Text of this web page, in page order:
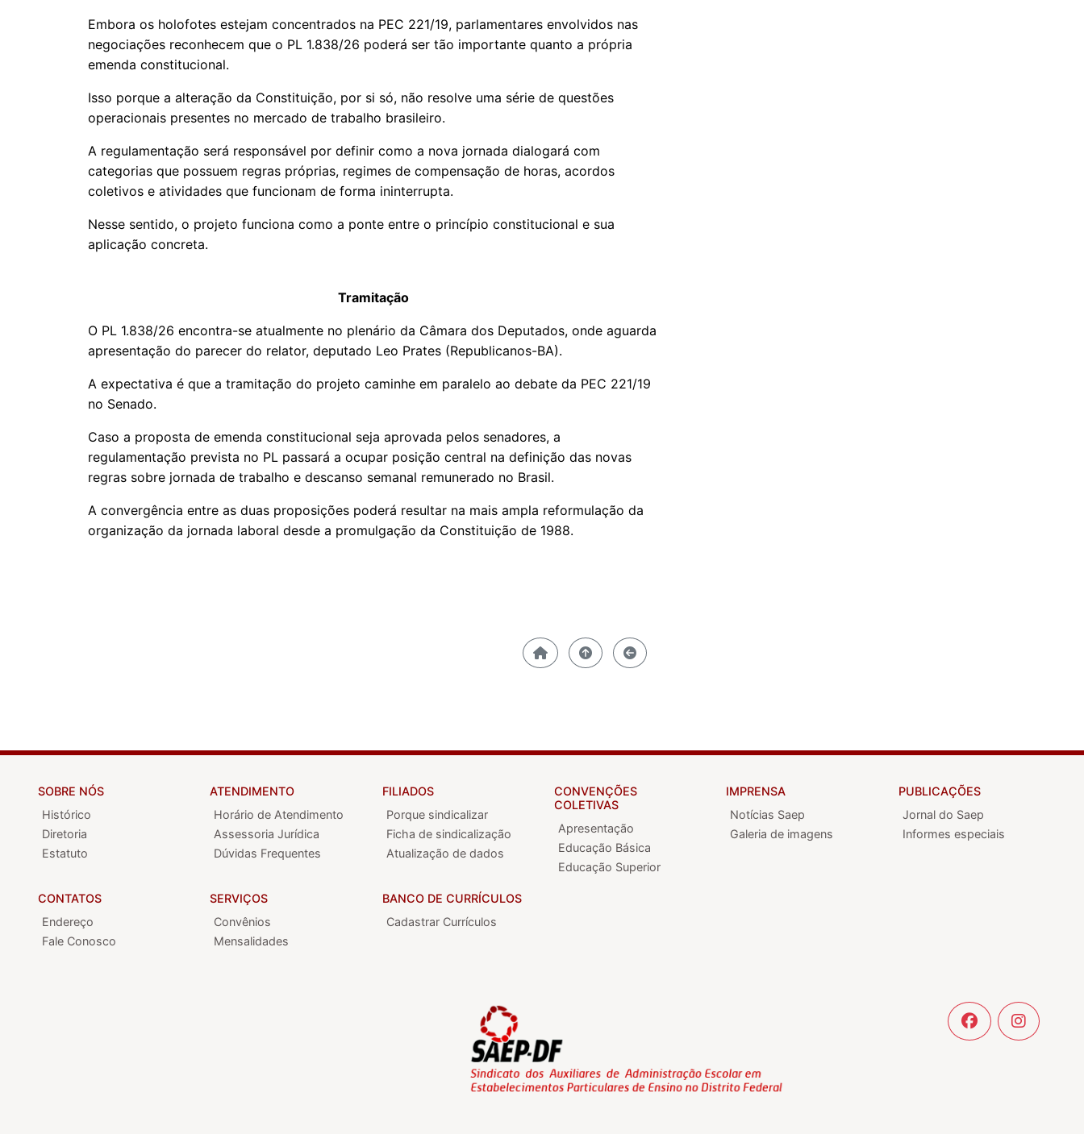
Embora os holofotes estejam concentrados na PEC 221/19, parlamentares envolvidos nas
negociações reconhecem que o PL 1.838/26 poderá ser tão importante quanto a própria
emenda constitucional.
Isso porque a alteração da Constituição, por si só, não resolve uma série de questões
operacionais presentes no mercado de trabalho brasileiro.
A regulamentação será responsável por definir como a nova jornada dialogará com
categorias que possuem regras próprias, regimes de compensação de horas, acordos
coletivos e atividades que funcionam de forma ininterrupta.
Nesse sentido, o projeto funciona como a ponte entre o princípio constitucional e sua
aplicação concreta.
Tramitação
O PL 1.838/26 encontra-se atualmente no plenário da Câmara dos Deputados, onde aguarda
apresentação do parecer do relator, deputado Leo Prates (Republicanos-BA).
A expectativa é que a tramitação do projeto caminhe em paralelo ao debate da PEC 221/19
no Senado.
Caso a proposta de emenda constitucional seja aprovada pelos senadores, a
regulamentação prevista no PL passará a ocupar posição central na definição das novas
regras sobre jornada de trabalho e descanso semanal remunerado no Brasil.
A convergência entre as duas proposições poderá resultar na mais ampla reformulação da
organização da jornada laboral desde a promulgação da Constituição de 1988.
SOBRE NÓS
Histórico
Diretoria
Estatuto
CONTATOS
Endereço
Fale Conosco
ATENDIMENTO
Horário de Atendimento
Assessoria Jurídica
Dúvidas Frequentes
SERVIÇOS
Convênios
Mensalidades
FILIADOS
Porque sindicalizar
Ficha de sindicalização
Atualização de dados
BANCO DE CURRÍCULOS
Cadastrar Currículos
CONVENÇÕES
COLETIVAS
Apresentação
Educação Básica
Educação Superior
IMPRENSA
Notícias Saep
Galeria de imagens
PUBLICAÇÕES
Jornal do Saep
Informes especiais